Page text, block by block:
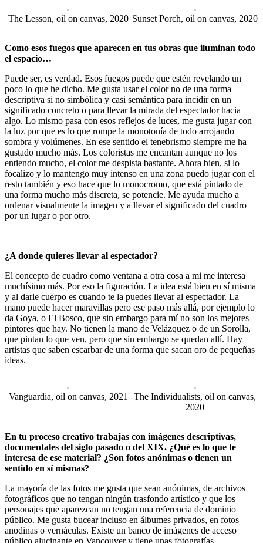
The Lesson, oil on canvas, 2020 Sunset Porch, oil on canvas, 2020
Como esos fuegos que aparecen en tus obras que iluminan todo
el espacio…
Puede ser, es verdad. Esos fuegos puede que estén revelando un
poco lo que he dicho. Me gusta usar el color no de una forma
descriptiva si no simbólica y casi semántica para incidir en un
significado concreto o para llevar la mirada del espectador hacia
algo. Lo mismo pasa con esos reflejos de luces, me gusta jugar con
la luz por que es lo que rompe la monotonía de todo arrojando
sombra y volúmenes. En ese sentido el tenebrismo siempre me ha
gustado mucho más. Los coloristas me encantan aunque no los
entiendo mucho, el color me despista bastante. Ahora bien, si lo
focalizo y lo mantengo muy intenso en una zona puedo jugar con el
resto también y eso hace que lo monocromo, que está pintado de
una forma mucho más discreta, se potencie. Me ayuda mucho a
ordenar visualmente la imagen y a llevar el significado del cuadro
por un lugar o por otro.
¿A donde quieres llevar al espectador?
El concepto de cuadro como ventana a otra cosa a mi me interesa
muchísimo más. Por eso la figuración. La idea está bien en sí misma
y al darle cuerpo es cuando te la puedes llevar al espectador. La
mano puede hacer maravillas pero ese paso más allá, por ejemplo lo
da Goya, o El Bosco, que sin embargo para mí no son los mejores
pintores que hay. No tienen la mano de Velázquez o de un Sorolla,
que pintan lo que ven, pero que sin embargo se quedan allí. Hay
artistas que saben escarbar de una forma que sacan oro de pequeñas
ideas.
Vanguardia, oil on canvas, 2021
The Individualists, oil on canvas,
2020
En tu proceso creativo trabajas con imágenes descriptivas,
documentales del siglo pasado o del XIX. ¿Qué es lo que te
interesa de ese material? ¿Son fotos anónimas o tienen un
sentido en sí mismas?
La mayoría de las fotos me gusta que sean anónimas, de archivos
fotográficos que no tengan ningún trasfondo artístico y que los
personajes que aparezcan no tengan una referencia de dominio
público. Me gusta bucear incluso en álbumes privados, en fotos
anodinas o vernáculas. Existe un banco de imágenes de acceso